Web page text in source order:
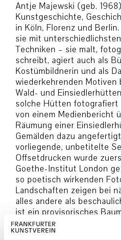
Antje Majewski (geb.
Kunstgeschichte,
in Köln, Florenz und
sie mit
Techniken – sie malt,
schreibt, agiert auch als
Kostümbildnerin und als
wiederkehrenden Motiven
Wald- und
solche Hütten fotografiert
von einem Medienbericht
Räumung einer
Gemälden dazu
vorliegende, unbetitelte
Offsetdrucken wurde
Goethe-Institut London
so poetisch wirkenden
Landschaften zeigen bei
alles andere als
ist ein provisorisches
winterlichen Szenerie, eine
auf die Äste stützend, vom